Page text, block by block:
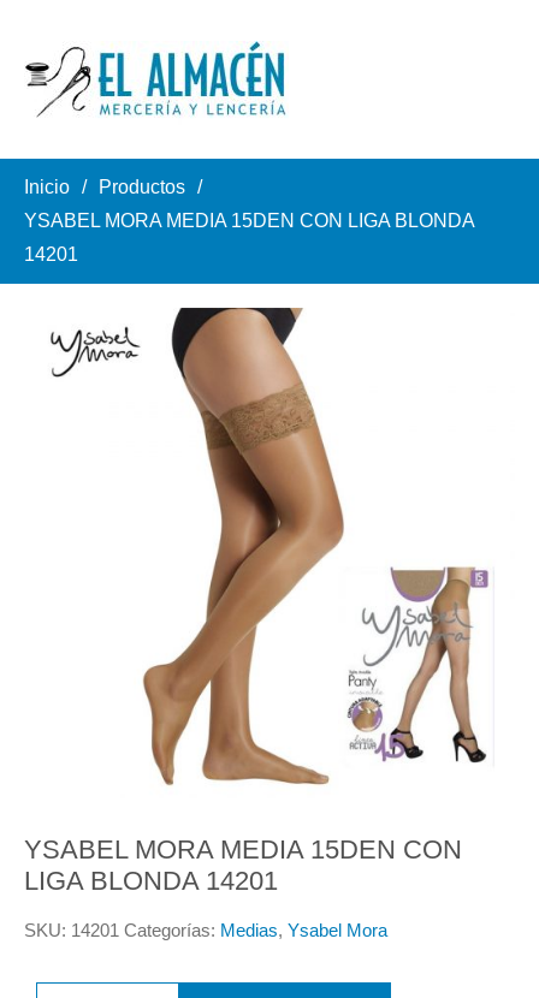
Inicio
Productos
YSABEL MORA MEDIA 15DEN CON LIGA BLONDA
14201
YSABEL MORA MEDIA 15DEN CON
LIGA BLONDA 14201
SKU: 14201 Categorías: Medias, Ysabel Mora